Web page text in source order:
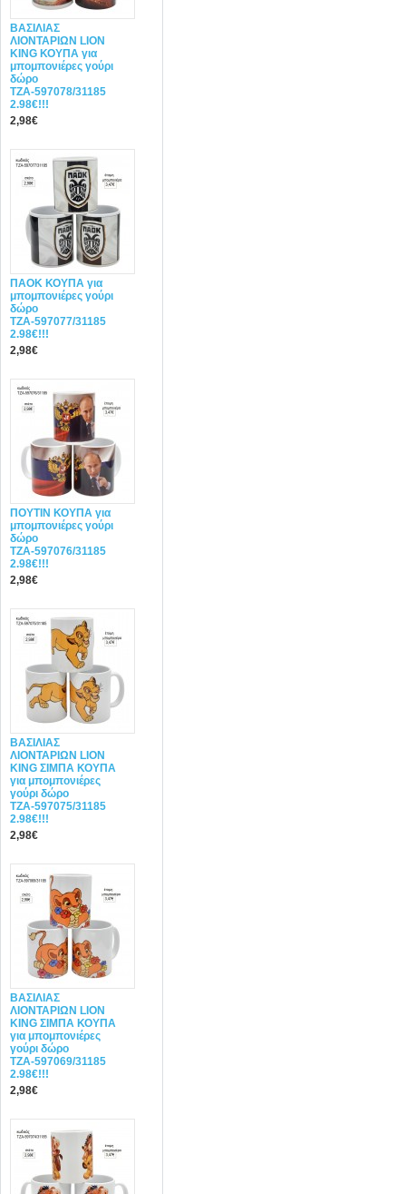
ΒΑΣΙΛΙΑΣ
ΛΙΟΝΤΑΡΙΩΝ LION
KING ΚΟΥΠΑ για
μπομπονιέρες γούρι
δώρο
ΤΖΑ-597078/31185
2.98€!!!
2,98€
ΠΑΟΚ ΚΟΥΠΑ για
μπομπονιέρες γούρι
δώρο
ΤΖΑ-597077/31185
2.98€!!!
2,98€
ΠΟΥΤΙΝ ΚΟΥΠΑ για
μπομπονιέρες γούρι
δώρο
ΤΖΑ-597076/31185
2.98€!!!
2,98€
ΒΑΣΙΛΙΑΣ
ΛΙΟΝΤΑΡΙΩΝ LION
KING ΣΙΜΠΑ ΚΟΥΠΑ
για μπομπονιέρες
γούρι δώρο
ΤΖΑ-597075/31185
2.98€!!!
2,98€
ΒΑΣΙΛΙΑΣ
ΛΙΟΝΤΑΡΙΩΝ LION
KING ΣΙΜΠΑ ΚΟΥΠΑ
για μπομπονιέρες
γούρι δώρο
ΤΖΑ-597069/31185
2.98€!!!
2,98€